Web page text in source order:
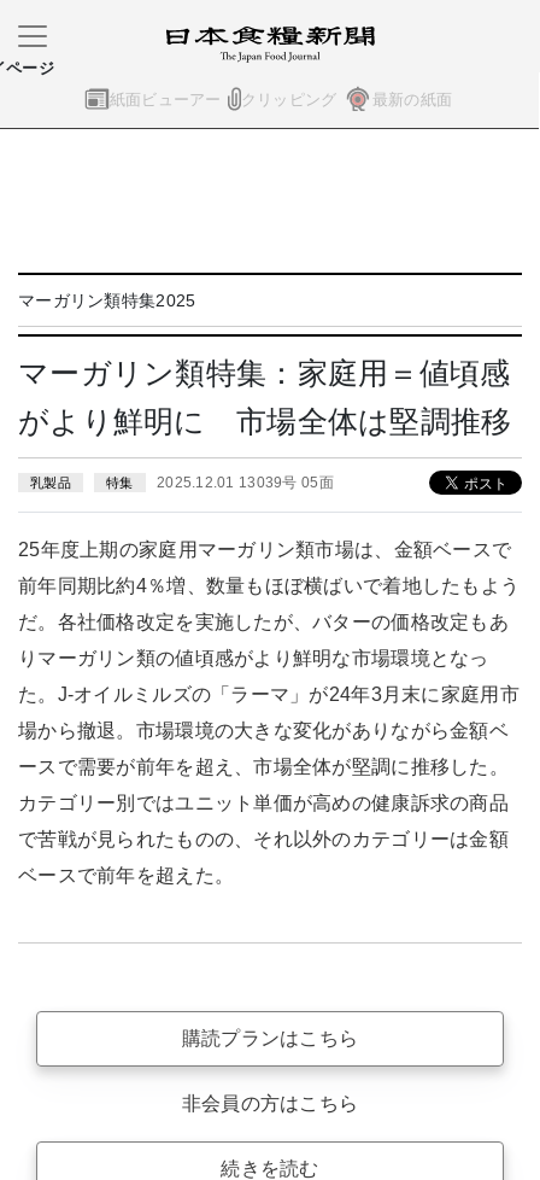
紙面ビューアー クリッピング 最新の紙面
ページ
マーガリン類特集2025
マーガリン類特集：家庭用＝値頃感
がより鮮明に 市場全体は堅調推移
乳製品 特集 2025.12.01 13039号 05面
25年度上期の家庭用マーガリン類市場は、金額ベースで
前年同期比約4％増、数量もほぼ横ばいで着地したもよう
だ。各社価格改定を実施したが、バターの価格改定もあ
りマーガリン類の値頃感がより鮮明な市場環境となっ
た。J-オイルミルズの「ラーマ」が24年3月末に家庭用市
場から撤退。市場環境の大きな変化がありながら金額ベ
ースで需要が前年を超え、市場全体が堅調に推移した。
カテゴリー別ではユニット単価が高めの健康訴求の商品
で苦戦が見られたものの、それ以外のカテゴリーは金額
ベースで前年を超えた。
購読プランはこちら
非会員の方はこちら
続きを読む